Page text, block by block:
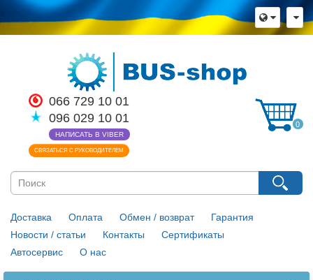
066 729 10 01
096 029 10 01
НАПИСАТЬ В VIBER
СВЯЗАТЬСЯ С РУКОВОДИТЕЛЕМ
0
Доставка Оплата Обмен / возврат
Гарантия
Новости / статьи
Контакты
Сертификаты
Автосервис
О нас
Русский